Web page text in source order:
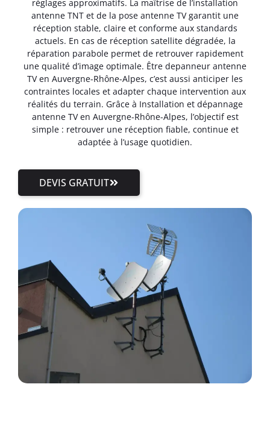
réglages approximatifs. La maîtrise de l’installation
antenne TNT et de la pose antenne TV garantit une
réception stable, claire et conforme aux standards
actuels. En cas de réception satellite dégradée, la
réparation parabole permet de retrouver rapidement
une qualité d’image optimale. Être depanneur antenne
TV en Auvergne-Rhône-Alpes, c’est aussi anticiper les
contraintes locales et adapter chaque intervention aux
réalités du terrain. Grâce à Installation et dépannage
antenne TV en Auvergne-Rhône-Alpes, l’objectif est
simple : retrouver une réception fiable, continue et
adaptée à l’usage quotidien.
DEVIS GRATUIT